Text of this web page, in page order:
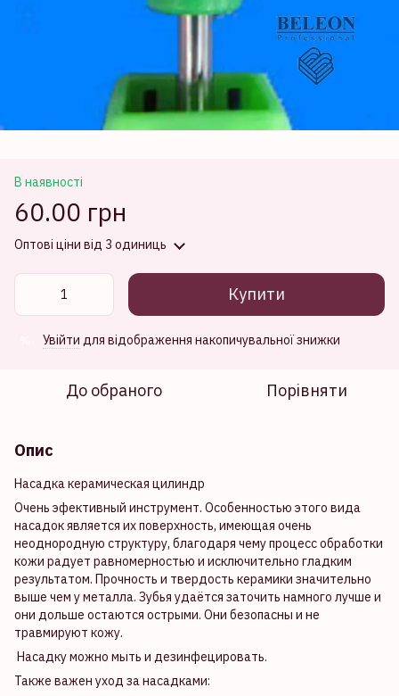
В наявності
60.00 грн
Оптові ціни від 3 одиниць
Купити
Увійти для відображення накопичувальної знижки
До обраного Порівняти
Опис
Насадка керамическая цилиндр
Очень эфективный инструмент. Особенностью этого вида
насадок является их поверхность, имеющая очень
неоднородную структуру, благодаря чему процесс обработки
кожи радует равномерностью и исключительно гладким
результатом. Прочность и твердость керамики значительно
выше чем у металла. Зубья удаётся заточить намного лучше и
они дольше остаются острыми. Они безопасны и не
травмируют кожу.
Насадку можно мыть и дезинфецировать.
Также важен уход за насадками: